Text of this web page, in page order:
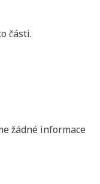
části.
žádné informace